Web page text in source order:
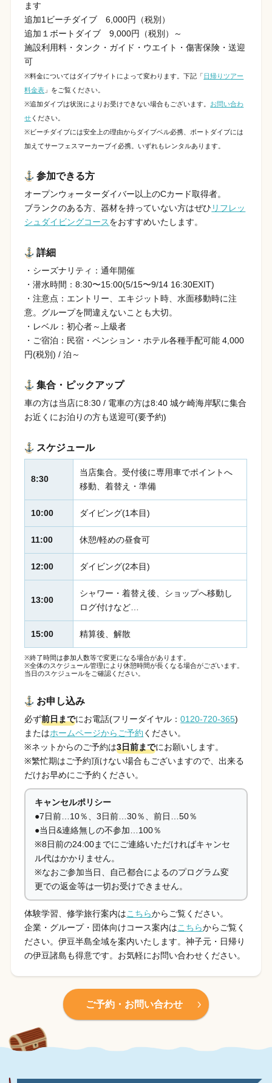
ます
追加1ビーチダイブ 6,000円（税別）
追加１ボートダイブ 9,000円（税別）～
施設利用料・タンク・ガイド・ウエイト・傷害保険・送迎
可
※料金についてはダイブサイトによって変わります。下記「日帰りツアー
料金表 」をご覧ください。
※追加ダイブは状況によりお受けできない場合もございます。 お問い合わ
せ ください。
※ビーチダイブには安全上の理由からダイブベル必携、ボートダイブには
加えてサーフェスマーカーブイ必携。いずれもレンタルあります。
参加できる方
オープンウォーターダイバー以上のCカード取得者。
ブランクのある方、器材を持っていない方はぜひ リフレッ
シュダイビングコースをおすすめいたします。
詳細
・シーズナリティ：通年開催
・潜水時間：8:30〜15:00(5/15〜9/14 16:30EXIT)
・注意点：エントリー、エキジット時、水面移動時に注
意。グループを間違えないことも大切。
・レベル：初心者～上級者
・ご宿泊：民宿・ペンション・ホテル各種手配可能 4,000
円(税別) / 泊～
集合・ピックアップ
車の方は当店に8:30 / 電車の方は8:40 城ケ崎海岸駅に集合
お近くにお泊りの方も送迎可(要予約)
スケジュール
8:30
当店集合。受付後に専用車でポイントへ
移動、着替え・準備
10:00 ダイビング(1本目)
11:00 休憩/軽めの昼食可
12:00 ダイビング(2本目)
13:00
シャワー・着替え後、ショップへ移動し
ログ付けなど…
15:00 精算後、解散
※終了時間は参加人数等で変更になる場合があります。
※全体のスケジュール管理により休憩時間が長くなる場合がございます。
当日のスケジュールをご確認ください。
お申し込み
必ず前日までにお電話(フリーダイヤル：0120-720-365)
またはホームページからご予約 ください。
※ネットからのご予約は3日前までにお願いします。
※繁忙期はご予約頂けない場合もございますので、出来る
だけお早めにご予約ください。
キャンセルポリシー
●7日前…10％、3日前…30％、前日…50％
●当日&連絡無しの不参加…100％
※8日前の24:00までにご連絡いただければキャンセ
ル代はかかりません。
※なおご参加当日、自己都合によるのプログラム変
更での返金等は一切お受けできません。
体験学習、修学旅行案内はこちらからご覧ください。
企業・グループ・団体向けコース案内はこちらからご覧く
ださい。伊豆半島全域を案内いたします。神子元・日帰り
の伊豆諸島も得意です。お気軽にお問い合わせください。
ご予約・お問い合わせ